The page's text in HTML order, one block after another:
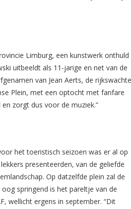
Limburg, een kunstwerk onthuld
uitbeeldt als 11-jarige en net van de
van Jean Aerts, de
Plein, met een optocht met fanfare
zorgt dus voor de muziek.”
het toeristisch seizoen was er al op
presenteerden, van de geliefde
Op datzelfde plein zal de
springend is het pareltje van de
wellicht ergens in september. “Dit